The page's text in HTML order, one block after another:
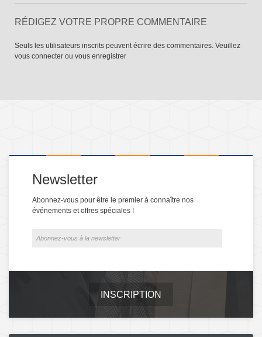
RÉDIGEZ VOTRE PROPRE COMMENTAIRE
Seuls les utilisateurs inscrits peuvent écrire des commentaires. Veuillez
vous connecter ou vous enregistrer
Newsletter
Abonnez-vous pour être le premier à connaître nos
événements et offres spéciales !
INSCRIPTION